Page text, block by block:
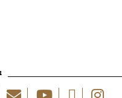
E-Mail Youtube Facebook